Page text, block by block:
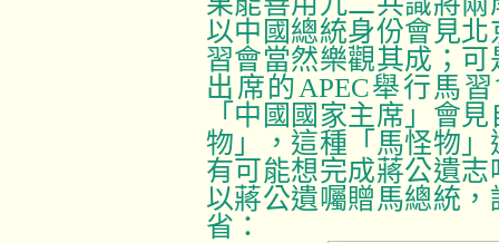
以中國總統身份會見
習會當然樂觀其成；
出席的 APEC舉行馬
「中國國家主席」會
物」，這種「馬怪物
有可能想完成蔣公遺
以蔣公遺囑贈馬總統
省：